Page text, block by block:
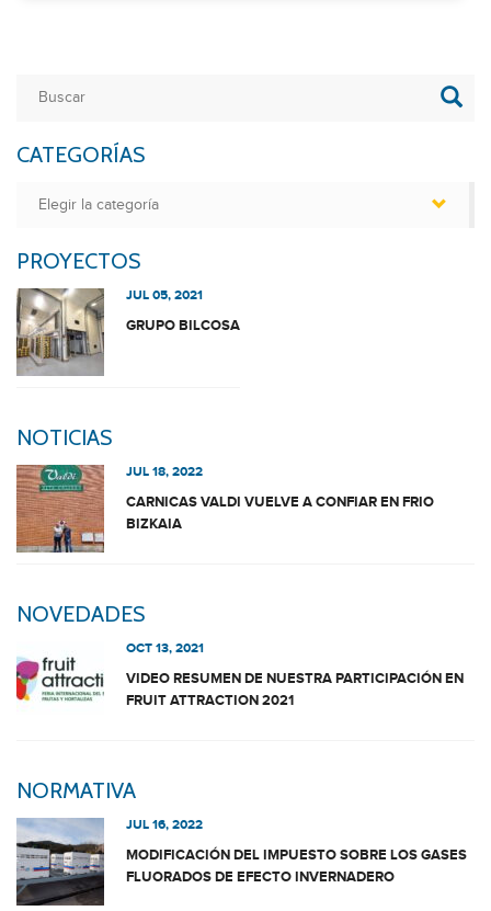
CATEGORÍAS
PROYECTOS
JUL 05, 2021
GRUPO BILCOSA
NOTICIAS
JUL 18, 2022
CARNICAS VALDI VUELVE A CONFIAR EN FRIO
BIZKAIA
NOVEDADES
OCT 13, 2021
VIDEO RESUMEN DE NUESTRA PARTICIPACIÓN EN
FRUIT ATTRACTION 2021
NORMATIVA
JUL 16, 2022
MODIFICACIÓN DEL IMPUESTO SOBRE LOS GASES
FLUORADOS DE EFECTO INVERNADERO